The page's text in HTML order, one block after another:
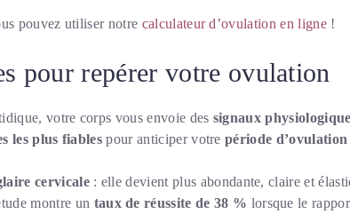
pouvez utiliser notre calculateur d’ovulation en ligne!
pour repérer votre ovulation
votre corps vous envoie des signaux
les plus fiables pour anticiper votrepériode d’ovulation
cervicale: elle devient plus abondante, claire et
montre un taux de réussite de 38 % lorsque le